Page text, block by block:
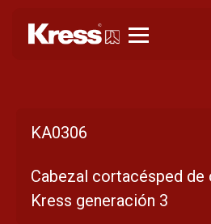
KA0306
Cabezal cortacésped de
Kress generación 3